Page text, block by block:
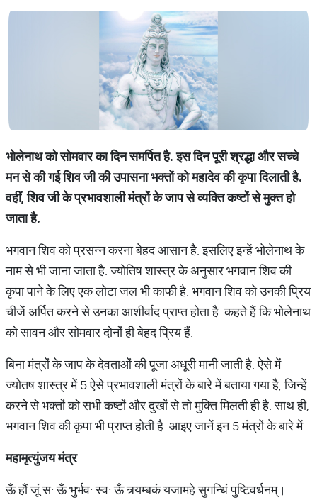
भोलेनाथ को सोमवार का दिन समर्पित है. इस दिन पूरी श्रद्धा और सच्चे
मन से की गई शिव जी की उपासना भक्तों को महादेव की कृपा दिलाती है.
वहीं, शिव जी के प्रभावशाली मंत्रों के जाप से व्यक्ति कष्टों से मुक्त हो
जाता है.
भगवान शिव को प्रसन्न करना बेहद आसान है. इसलिए इन्हें भोलेनाथ के
नाम से भी जाना जाता है. ज्योतिष शास्त्र के अनुसार भगवान शिव की
कृपा पाने के लिए एक लोटा जल भी काफी है. भगवान शिव को उनकी प्रिय
चीजें अर्पित करने से उनका आशीर्वाद प्राप्त होता है. कहते हैं कि भोलेनाथ
को सावन और सोमवार दोनों ही बेहद प्रिय हैं.
बिना मंत्रों के जाप के देवताओं की पूजा अधूरी मानी जाती है. ऐसे में
ज्योतष शास्त्र में 5 ऐसे प्रभावशाली मंत्रों के बारे में बताया गया है, जिन्हें
करने से भक्तों को सभी कष्टों और दुखों से तो मुक्ति मिलती ही है. साथ ही,
भगवान शिव की कृपा भी प्राप्त होती है. आइए जानें इन 5 मंत्रों के बारे में.
महामृत्युंजय मंत्र
ऊँ हौं जूं स: ऊँ भुर्भव: स्व: ऊँ त्र्यम्बकं यजामहे सुगन्धिं पुष्टिवर्धनम्।